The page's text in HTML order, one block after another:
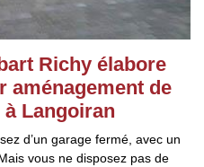
Richy élabore
aménagement de
Langoiran
d’un garage fermé, avec un
vous ne disposez pas de